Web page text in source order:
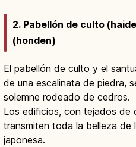
2. Pabellón de culto
(honden)
El pabellón de culto y el
de una escalinata de piedra,
solemne rodeado de cedros.
Los edificios, con tejados de
transmiten toda la belleza de
japonesa.